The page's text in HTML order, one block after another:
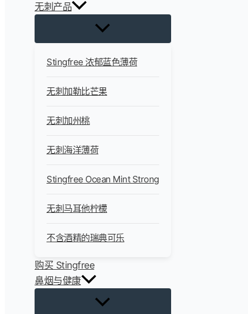
无刺产品
Stingfree 浓郁蓝色薄荷
无刺加勒比芒果
无刺加州桃
无刺海洋薄荷
Stingfree Ocean Mint Strong
无刺马耳他柠檬
不含酒精的瑞典可乐
购买 Stingfree
鼻烟与健康